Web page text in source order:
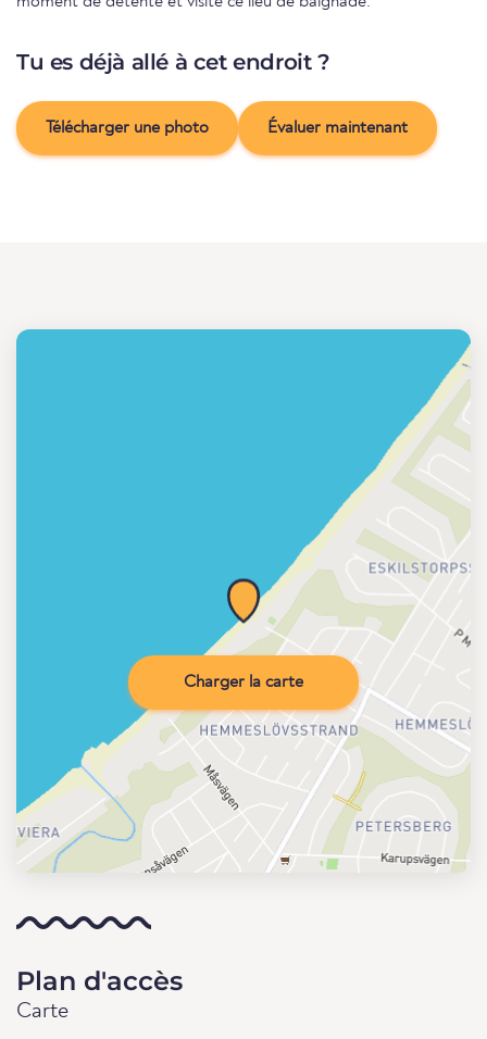
Tu es déjà allé à cet endroit ?
Télécharger une photo Évaluer maintenant
Charger la carte
Plan d'accès
Carte